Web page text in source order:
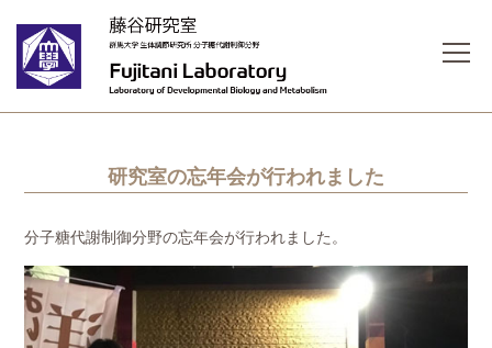
研究室の忘年会が行われました
分子糖代謝制御分野の忘年会が行われました。